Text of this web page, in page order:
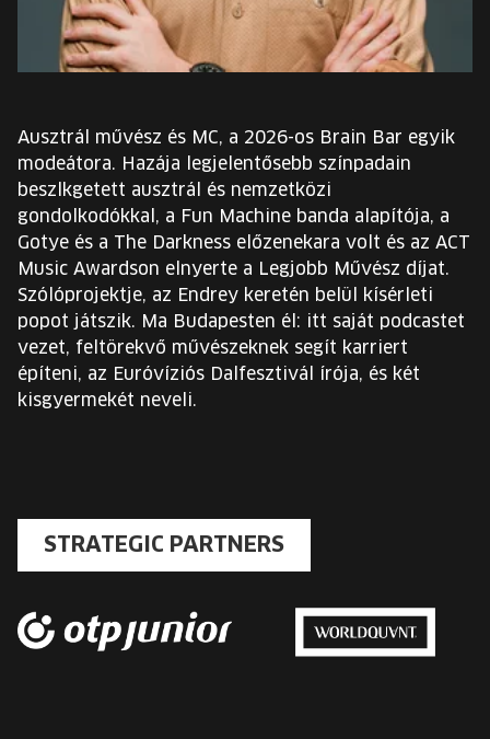
JEGYEK
KOSÁR
EN
Change
language:
EN
Ausztrál művész és MC, a 2026-os Brain Bar egyik
modeátora. Hazája legjelentősebb színpadain
beszlkgetett ausztrál és nemzetközi
gondolkodókkal, a Fun Machine banda alapítója, a
Gotye és a The Darkness előzenekara volt és az ACT
Music Awardson elnyerte a Legjobb Művész díjat.
Szólóprojektje, az Endrey keretén belül kísérleti
popot játszik. Ma Budapesten él: itt saját podcastet
vezet, feltörekvő művészeknek segít karriert
építeni, az Euróvíziós Dalfesztivál írója, és két
kisgyermekét neveli.
STRATEGIC PARTNERS